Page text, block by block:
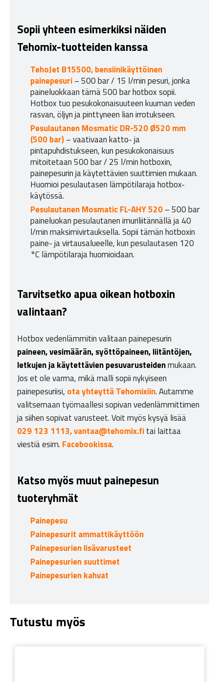
Sopii yhteen esimerkiksi näiden
Tehomix-tuotteiden kanssa
TehoJet B15500, bensiinikäyttöinen
painepesuri– 500 bar / 15 l/min pesuri, jonka
paineluokkaan tämä 500 bar hotbox sopii.
Hotbox tuo pesukokonaisuuteen kuuman veden
rasvan, öljyn ja pinttyneen lian irrotukseen.
Pesulautanen Mosmatic DR-520 Ø520 mm
(500 bar)– vaativaan katto- ja
pintapuhdistukseen, kun pesukokonaisuus
mitoitetaan 500 bar / 25 l/min hotboxin,
painepesurin ja käytettävien suuttimien mukaan.
Huomioi pesulautasen lämpötilaraja hotbox-
käytössä.
Pesulautanen Mosmatic FL-AHY 520– 500 bar
paineluokan pesulautanen imuriliitännällä ja 40
l/min maksimivirtauksella. Sopii tämän hotboxin
paine- ja virtausalueelle, kun pesulautasen 120
°C lämpötilaraja huomioidaan.
Tarvitsetko apua oikean hotboxin
valintaan?
Hotbox vedenlämmitin valitaan painepesurin
paineen, vesimäärän, syöttöpaineen, liitäntöjen,
letkujen ja käytettävien pesuvarusteidenmukaan.
Jos et ole varma, mikä malli sopii nykyiseen
painepesuriisi, ota yhteyttä Tehomixiin. Autamme
valitsemaan työmaallesi sopivan vedenlämmittimen
ja siihen sopivat varusteet. Voit myös kysyä lisää
029 123 1113,vantaa@tehomix.fitai laittaa
viestiä esim. Facebookissa.
Katso myös muut painepesun
tuoteryhmät
Painepesu
Painepesurit ammattikäyttöön
Painepesurien lisävarusteet
Painepesurien suuttimet
Painepesurien kahvat
Tutustu myös